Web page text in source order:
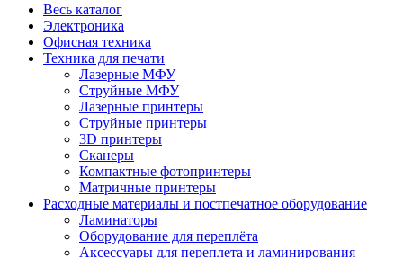
Весь каталог
Электроника
Офисная техника
Техника для печати
Лазерные МФУ
Струйные МФУ
Лазерные принтеры
Струйные принтеры
3D принтеры
Сканеры
Компактные фотопринтеры
Матричные принтеры
Расходные материалы и постпечатное оборудование
Ламинаторы
Оборудование для переплёта
Аксессуары для переплета и ламинирования